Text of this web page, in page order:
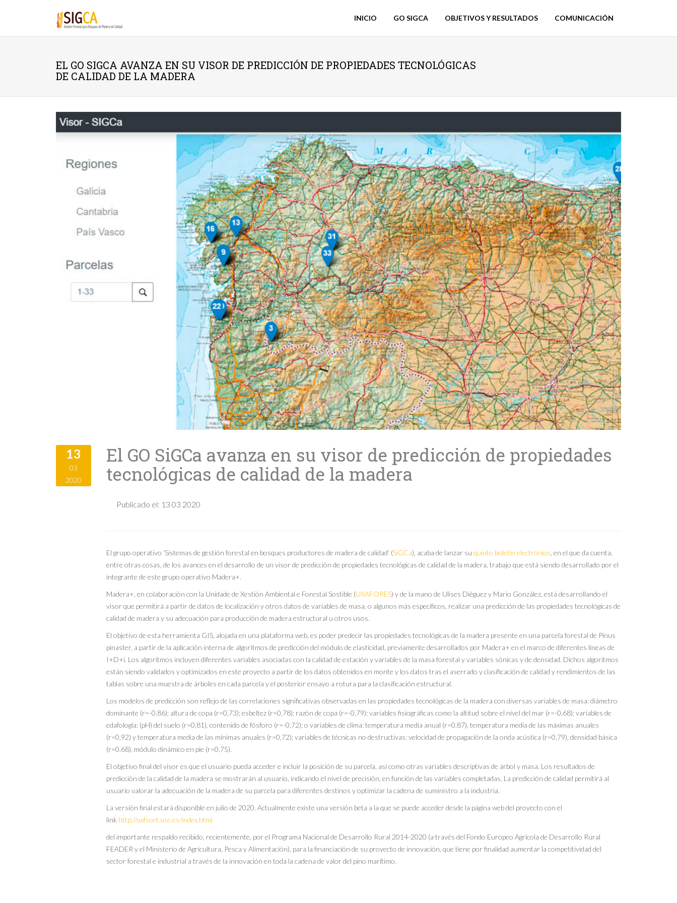
INICIO
GO SIGCA OBJETIVOS Y RESULTADOS COMUNICACIÓN
EL GO SIGCA AVANZA EN SU VISOR DE PREDICCIÓN DE PROPIEDADES TECNOLÓGICAS
DE CALIDAD DE LA MADERA
13
03
2020
El GO SiGCa avanza en su visor de predicción de propiedades
tecnológicas de calidad de la madera
Publicado el: 13 03 2020
El grupo operativo ‘Sistemas de gestión forestal en bosques productores de madera de calidad’ (SiGCa), acaba de lanzar su quinto boletín electrónico , en el que da cuenta,
entre otras cosas, de los avances en el desarrollo de un visor de predicción de propiedades tecnológicas de calidad de la madera, trabajo que está siendo desarrollado por el
integrante de este grupo operativo Madera+.
Madera+, en colaboración con la Unidade de Xestión Ambiental e Forestal Sostible (UXAFORES) y de la mano de Ulises Diéguez y Mario González, está desarrollando el
visor que permitirá a partir de datos de localización y otros datos de variables de masa, o algunos más específicos, realizar una predicción de las propiedades tecnológicas de
calidad de madera y su adecuación para producción de madera estructural u otros usos.
El objetivo de esta herramienta GIS, alojada en una plataforma web, es poder predecir las propiedades tecnológicas de la madera presente en una parcela forestal de Pinus
pinaster, a partir de la aplicación interna de algoritmos de predicción del módulo de elasticidad, previamente desarrollados por Madera+ en el marco de diferentes líneas de
I+D+i. Los algoritmos incluyen diferentes variables asociadas con la calidad de estación y variables de la masa forestal y variables sónicas y de densidad. Dichos algoritmos
están siendo validados y optimizados en este proyecto a partir de los datos obtenidos en monte y los datos tras el aserrado y clasificación de calidad y rendimientos de las
tablas sobre una muestra de árboles en cada parcela y el posterior ensayo a rotura para la clasificación estructural.
Los modelos de predicción son reflejo de las correlaciones significativas observadas en las propiedades tecnológicas de la madera con diversas variables de masa: diámetro
dominante (r=-0,86); altura de copa (r=0,73); esbeltez (r=0,78); razón de copa (r=-0,79); variables fisiográficas como la altitud sobre el nivel del mar (r=-0,68); variables de
edafología: (pH) del suelo (r=0,81), contenido de fósforo (r=-0,72); o variables de clima: temperatura media anual (r=0,87), temperatura media de las máximas anuales
(r=0,92) y temperatura media de las mínimas anuales (r=0,72); variables de técnicas no destructivas: velocidad de propagación de la onda acústica (r=0,79), densidad básica
(r=0,68), módulo dinámico en pie (r=0,75).
El objetivo final del visor es que el usuario pueda acceder e incluir la posición de su parcela, así como otras variables descriptivas de árbol y masa. Los resultados de
predicción de la calidad de la madera se mostrarán al usuario, indicando el nivel de precisión, en función de las variables completadas. La predicción de calidad permitirá al
usuario valorar la adecuación de la madera de su parcela para diferentes destinos y optimizar la cadena de suministro a la industria.
La versión final estará disponible en julio de 2020. Actualmente existe una versión beta a la que se puede acceder desde la página web del proyecto con el
link http://uxfsort.usc.es/index.html
del importante respaldo recibido, recientemente, por el Programa Nacional de Desarrollo Rural 2014-2020 (a través del Fondo Europeo Agrícola de Desarrollo Rural
FEADER y el Ministerio de Agricultura, Pesca y Alimentación), para la financiación de su proyecto de innovación, que tiene por finalidad aumentar la competitividad del
sector forestal e industrial a través de la innovación en toda la cadena de valor del pino marítimo.